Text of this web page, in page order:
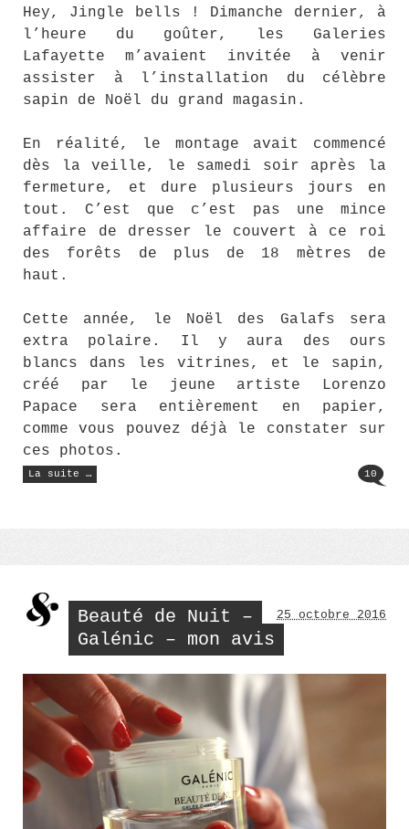
Hey, Jingle bells ! Dimanche dernier, à
l’heure du goûter, les Galeries
Lafayette m’avaient invitée à venir
assister à l’installation du célèbre
sapin de Noël du grand magasin.
En réalité, le montage avait commencé
dès la veille, le samedi soir après la
fermeture, et dure plusieurs jours en
tout. C’est que c’est pas une mince
affaire de dresser le couvert à ce roi
des forêts de plus de 18 mètres de
haut.
Cette année, le Noël des Galafs sera
extra polaire. Il y aura des ours
blancs dans les vitrines, et le sapin,
créé par le jeune artiste Lorenzo
Papace sera entièrement en papier,
comme vous pouvez déjà le constater sur
ces photos.
La suite …
« Le
géant
10
Beauté de Nuit –
Galénic – mon avis
25 octobre 2016